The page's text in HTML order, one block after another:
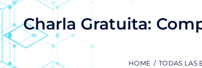
Charla Gratuita:
HOME TODAS LAS